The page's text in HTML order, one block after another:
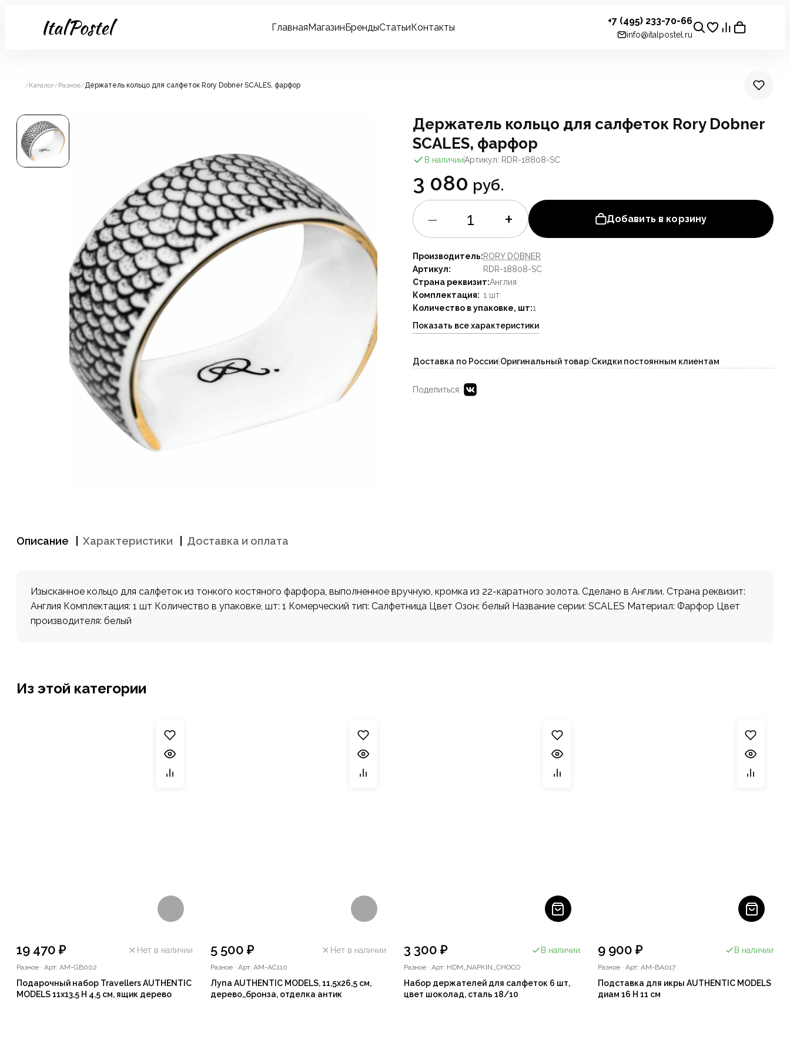
ГлавнаяМагазинБрендыСтатьиКонтакты
+7 (495) 233-70-66
info@italpostel.ru
/Каталог/Разное/Держатель кольцо для салфеток Rory Dobner SCALES, фарфор
Держатель кольцо для салфеток Rory Dobner
SCALES, фарфор
В наличииАртикул: RDR-18808-SC
3 080 руб.
− 1 + Добавить в корзину
Производитель:RORY DOBNER
Артикул:
RDR-18808-SC
Страна реквизит:Англия
Комплектация: 1 шт
Количество в упаковке, шт:1
Показать все характеристики
Доставка по России Оригинальный товар Скидки постоянным клиентам
Поделиться:
Описание Характеристики Доставка и оплата
Изысканное кольцо для салфеток из тонкого костяного фарфора, выполненное вручную, кромка из 22-каратного золота. Сделано в Англии. Страна реквизит:
Англия Комплектация: 1 шт Количество в упаковке, шт: 1 Комерческий тип: Салфетница Цвет Озон: белый Название серии: SCALES Материал: Фарфор Цвет
производителя: белый
Из этой категории
19 470 ₽ Нет в наличии
Разное · Арт: AM-GB002
Подарочный набор Travellers AUTHENTIC
MODELS 11х13,5 Н 4,5 см, ящик дерево
5 500 ₽ Нет в наличии
Разное· Арт: AM-AC110
Лупа AUTHENTIC MODELS, 11,5х26,5 см,
дерево,,бронза, отделка антик
3 300 ₽ В наличии
Разное · Арт: HDM_NAPKIN_CHOCO
Набор держателей для салфеток 6 шт,
цвет шоколад, сталь 18/10
9 900 ₽ В наличии
Разное· Арт: AM-BA017
Подставка для икры AUTHENTIC MODELS
диам 16 Н 11 см